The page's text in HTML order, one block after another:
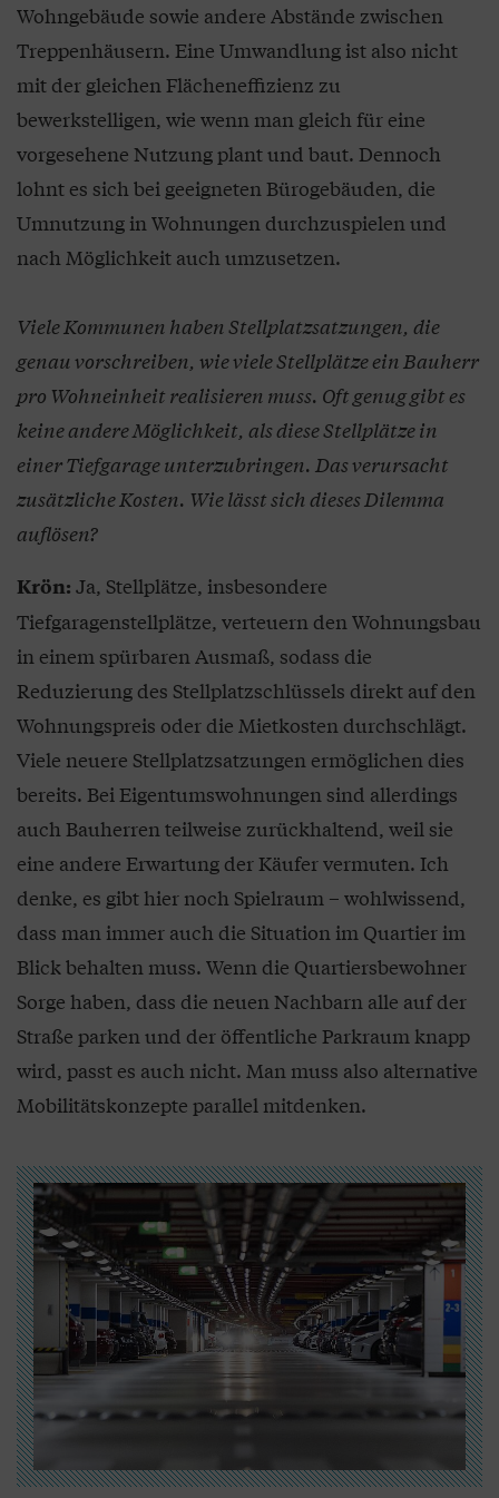
Wohngebäude sowie andere Abstände zwischen
Treppenhäusern. Eine Umwandlung ist also nicht
mit der gleichen Flächeneffizienz zu
bewerkstelligen, wie wenn man gleich für eine
vorgesehene Nutzung plant und baut. Dennoch
lohnt es sich bei geeigneten Bürogebäuden, die
Umnutzung in Wohnungen durchzuspielen und
nach Möglichkeit auch umzusetzen.
Viele Kommunen haben Stellplatzsatzungen, die
genau vorschreiben, wie viele Stellplätze ein Bauherr
pro Wohneinheit realisieren muss. Oft genug gibt es
keine andere Möglichkeit, als diese Stellplätze in
einer Tiefgarage unterzubringen. Das verursacht
zusätzliche Kosten. Wie lässt sich dieses Dilemma
auflösen?
Krön: Ja, Stellplätze, insbesondere
Tiefgaragenstellplätze, verteuern den Wohnungsbau
in einem spürbaren Ausmaß, sodass die
Reduzierung des Stellplatzschlüssels direkt auf den
Wohnungspreis oder die Mietkosten durchschlägt.
Viele neuere Stellplatzsatzungen ermöglichen dies
bereits. Bei Eigentumswohnungen sind allerdings
auch Bauherren teilweise zurückhaltend, weil sie
eine andere Erwartung der Käufer vermuten. Ich
denke, es gibt hier noch Spielraum – wohlwissend,
dass man immer auch die Situation im Quartier im
Blick behalten muss. Wenn die Quartiersbewohner
Sorge haben, dass die neuen Nachbarn alle auf der
Straße parken und der öffentliche Parkraum knapp
wird, passt es auch nicht. Man muss also alternative
Mobilitätskonzepte parallel mitdenken.